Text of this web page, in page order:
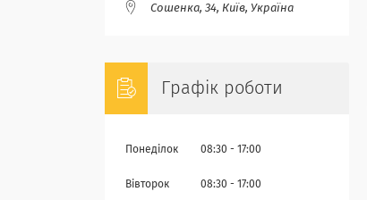
Сошенка, 34, Київ, Україна
Графік роботи
Понеділок 08:30 17:00
Вівторок 08:30 17:00